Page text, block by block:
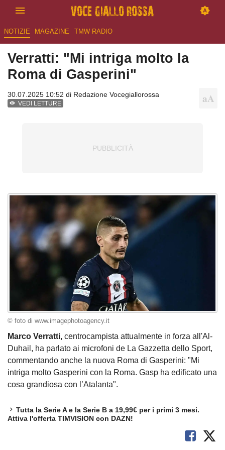
NOTIZIE MAGAZINE TMW RADIO
Verratti: "Mi intriga molto la
Roma di Gasperini"
30.07.2025 10:52 di Redazione Vocegiallorossa
VEDI LETTURE
© foto di www.imagephotoagency.it
Marco Verratti, centrocampista attualmente in forza all'Al-
Duhail, ha parlato ai microfoni de La Gazzetta dello Sport,
commentando anche la nuova Roma di Gasperini: "Mi
intriga molto Gasperini con la Roma. Gasp ha edificato una
cosa grandiosa con l’Atalanta".
Tutta la Serie A e la Serie B a 19,99€ per i primi 3 mesi.
Attiva l'offerta TIMVISION con DAZN!